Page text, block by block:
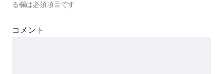
る欄は必須項目です
コメント